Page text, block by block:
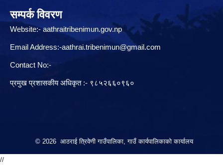
सम्पर्क विवरण
Website:-aathraitribenimun.gov.np
Email Address:-aathrai.tribenimun@gmail.com
Contact No:-
प्रमुख प्रशासकीय अधिकृत :- ९८५२६६०९६०
© 2026 आठराई त्रिवेणी गाउँपालिका, गाउँ कार्यपालिकाको कार्यालय
//